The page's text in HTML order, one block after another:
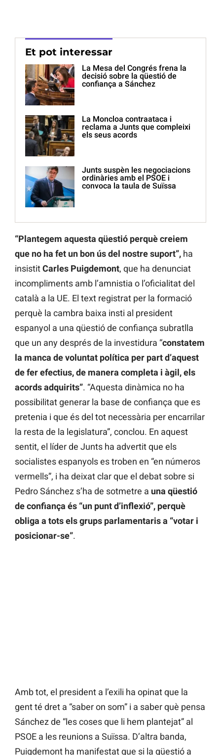
Et pot interessar
La Mesa del Congrés frena la
decisió sobre la qüestió de
confiança a Sánchez
La Moncloa contraataca i
reclama a Junts que compleixi
els seus acords
Junts suspèn les negociacions
ordinàries amb el PSOE i
convoca la taula de Suïssa
“Plantegem aquesta qüestió perquè creiem
que no ha fet un bon ús del nostre suport”, ha
insistitCarles Puigdemont, que ha denunciat
incompliments amb l’amnistia o l’oficialitat del
català a la UE. El text registrat per la formació
perquè la cambra baixa insti al president
espanyol a una qüestió de confiança subratlla
que un any després de la investidura “constatem
la manca de voluntat política per part d’aquest
de fer efectius, de manera completa i àgil, els
acords adquirits”. “Aquesta dinàmica no ha
possibilitat generar la base de confiança que es
pretenia i que és del tot necessària per encarrilar
la resta de la legislatura”, conclou. En aquest
sentit, el líder de Junts ha advertit que els
socialistes espanyols es troben en “en números
vermells”, i ha deixat clar que el debat sobre si
Pedro Sánchez s’ha de sotmetre a una qüestió
de confiança és “un punt d’inflexió”, perquè
obliga a tots els grups parlamentaris a “votar i
posicionar-se”.
Amb tot, el president a l’exili ha opinat que la
gent té dret a “saber on som” i a saber què pensa
Sánchez de “les coses que li hem plantejat” al
PSOE a les reunions a Suïssa. D’altra banda,
Puigdemont ha manifestat que si la qüestió a